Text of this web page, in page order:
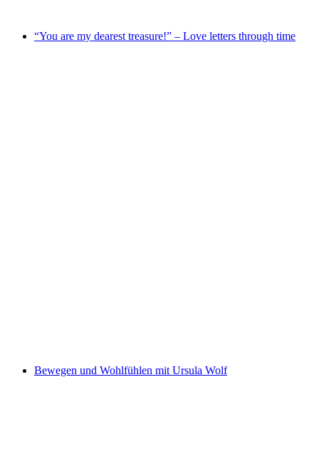
“You are my dearest treasure!” – Love letters through time
Bewegen und Wohlfühlen mit Ursula Wolf